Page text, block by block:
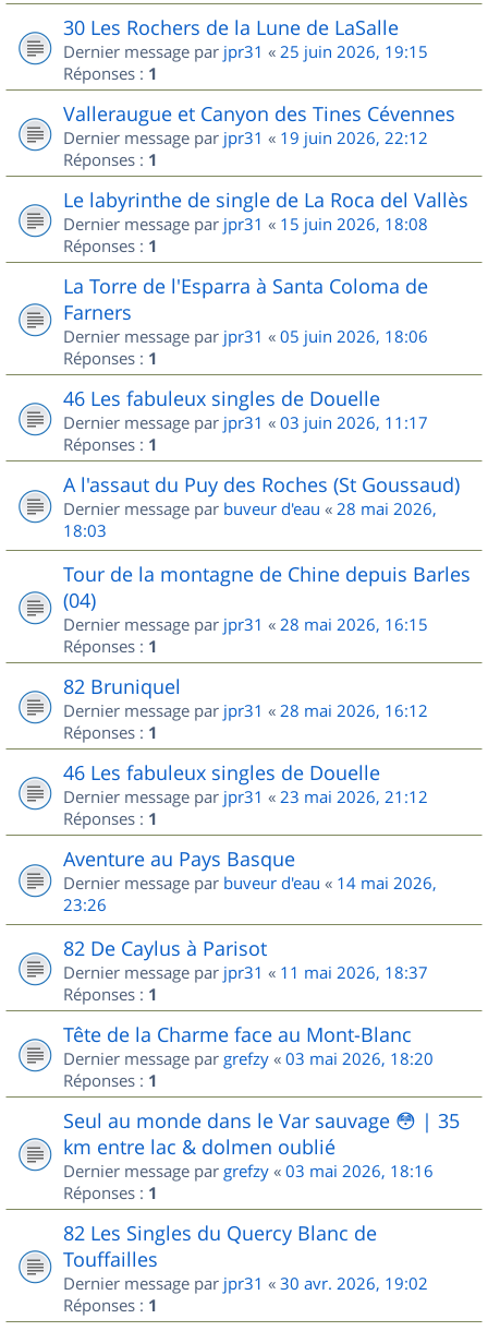
30 Les Rochers de la Lune de LaSalle
Dernier message par jpr31 « 25 juin 2026, 19:15
Réponses : 1
Valleraugue et Canyon des Tines Cévennes
Dernier message par jpr31 « 19 juin 2026, 22:12
Réponses : 1
Le labyrinthe de single de La Roca del Vallès
Dernier message par jpr31 « 15 juin 2026, 18:08
Réponses : 1
La Torre de l'Esparra à Santa Coloma de
Farners
Dernier message par jpr31 « 05 juin 2026, 18:06
Réponses : 1
46 Les fabuleux singles de Douelle
Dernier message par jpr31 « 03 juin 2026, 11:17
Réponses : 1
A l'assaut du Puy des Roches (St Goussaud)
Dernier message par buveur d'eau « 28 mai 2026,
18:03
Tour de la montagne de Chine depuis Barles
(04)
Dernier message par jpr31 « 28 mai 2026, 16:15
Réponses : 1
82 Bruniquel
Dernier message par jpr31 « 28 mai 2026, 16:12
Réponses : 1
46 Les fabuleux singles de Douelle
Dernier message par jpr31 « 23 mai 2026, 21:12
Réponses : 1
Aventure au Pays Basque
Dernier message par buveur d'eau « 14 mai 2026,
23:26
82 De Caylus à Parisot
Dernier message par jpr31 « 11 mai 2026, 18:37
Réponses : 1
Tête de la Charme face au Mont-Blanc
Dernier message par grefzy « 03 mai 2026, 18:20
Réponses : 1
Seul au monde dans le Var sauvage 😳 | 35
km entre lac & dolmen oublié
Dernier message par grefzy « 03 mai 2026, 18:16
Réponses : 1
82 Les Singles du Quercy Blanc de
Touffailles
Dernier message par jpr31 « 30 avr. 2026, 19:02
Réponses : 1